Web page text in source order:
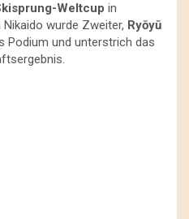
Weltcup in
Nikaido wurde Zweiter, Ryōyū
Podium und unterstrich das